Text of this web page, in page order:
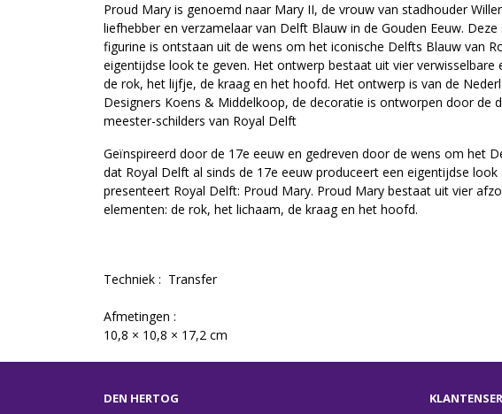
Proud Mary is genoemd naar Mary II, de vrouw van stadhouder
liefhebber en verzamelaar van Delft Blauw in de Gouden Eeuw. Deze
figurine is ontstaan uit de wens om het iconische Delfts Blauw van
eigentijdse look te geven. Het ontwerp bestaat uit vier verwisselbare
de rok, het lijfje, de kraag en het hoofd. Het ontwerp is van de
Designers Koens & Middelkoop, de decoratie is ontworpen door de
meester-schilders van Royal Delft
Geïnspireerd door de 17e eeuw en gedreven door de wens om het
dat Royal Delft al sinds de 17e eeuw produceert een eigentijdse look
presenteert Royal Delft: Proud Mary. Proud Mary bestaat uit vier
elementen: de rok, het lichaam, de kraag en het hoofd.
Techniek : Transfer
Afmetingen :
10,8 × 10,8 × 17,2 cm
DEN HERTOG